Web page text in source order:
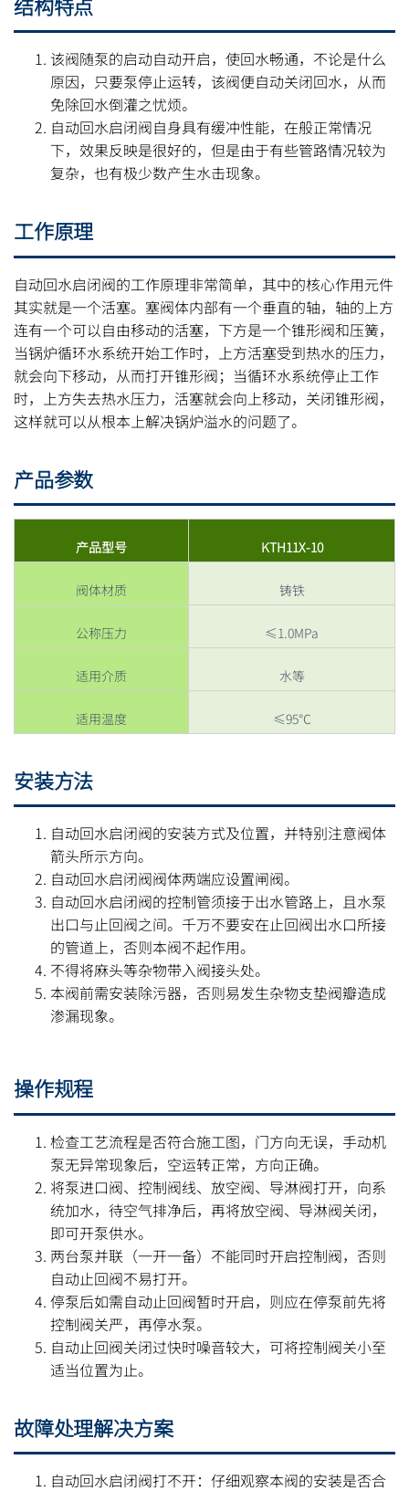
该阀随泵的启动自动开启，使回水畅通，不论是什么
原因，只要泵停止运转，该阀便自动关闭回水，从而
免除回水倒灌之忧烦。
自动回水启闭阀自身具有缓冲性能，在般正常情况
下，效果反映是很好的，但是由于有些管路情况较为
复杂，也有极少数产生水击现象。
工作原理
自动回水启闭阀的工作原理非常简单，其中的核心作用元件
其实就是一个活塞。塞阀体内部有一个垂直的轴，轴的上方
连有一个可以自由移动的活塞，下方是一个锥形阀和压簧，
当锅炉循环水系统开始工作时，上方活塞受到热水的压力，
就会向下移动，从而打开锥形阀；当循环水系统停止工作
时，上方失去热水压力，活塞就会向上移动，关闭锥形阀，
这样就可以从根本上解决锅炉溢水的问题了。
产品参数
产品型号 KTH11X-10
阀体材质 铸铁
公称压力 ≤1.0MPa
适用介质 水等
适用温度 ≤95℃
安装方法
自动回水启闭阀的安装方式及位置，并特别注意阀体
箭头所示方向。
自动回水启闭阀阀体两端应设置闸阀。
自动回水启闭阀的控制管须接于出水管路上，且水泵
出口与止回阀之间。千万不要安在止回阀出水口所接
的管道上，否则本阀不起作用。
不得将麻头等杂物带入阀接头处。
本阀前需安装除污器，否则易发生杂物支垫阀瓣造成
渗漏现象。
操作规程
检查工艺流程是否符合施工图，门方向无误，手动机
泵无异常现象后，空运转正常，方向正确。
将泵进口阀、控制阀线、放空阀、导淋阀打开，向系
统加水，待空气排净后，再将放空阀、导淋阀关闭，
即可开泵供水。
两台泵并联（一开一备）不能同时开启控制阀，否则
自动止回阀不易打开。
停泵后如需自动止回阀暂时开启，则应在停泵前先将
控制阀关严，再停水泵。
自动止回阀关闭过快时噪音较大，可将控制阀关小至
适当位置为止。
故障处理解决方案
自动回水启闭阀打不开：仔细观察本阀的安装是否合